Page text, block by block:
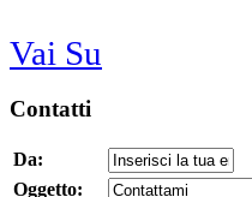
Vai Su
Contatti
Da:
Oggetto: